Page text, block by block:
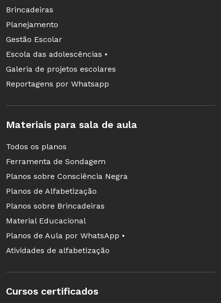
Brincadeiras
Planejamento
Gestão Escolar
Escola das adolescências •
Galeria de projetos escolares
Reportagens por Whatsapp
Materiais para sala de aula
Todos os planos
Ferramenta de Sondagem
Planos sobre Consciência Negra
Planos de Alfabetização
Planos sobre Brincadeiras
Material Educacional
Planos de Aula por WhatsApp •
Atividades de alfabetização
Cursos certificados